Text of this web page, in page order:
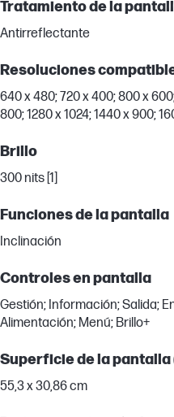
Tratamiento de la
Antirreflectante
Resoluciones
640 x 480; 720 x 400; 800 x
800; 1280 x 1024; 1440 x 900;
Brillo
300 nits [1]
Funciones de la pantalla
Inclinación
Controles en pantalla
Gestión; Información; Salida;
Alimentación; Menú; Brillo+
Superficie de la
55,3 x 30,86 cm